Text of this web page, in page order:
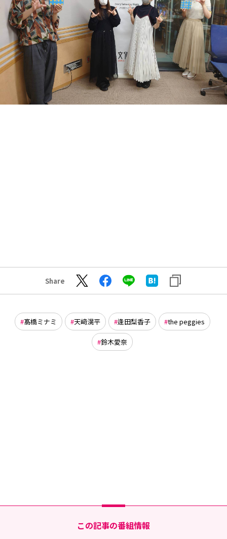
Share
髙橋ミナミ 天﨑滉平 逢田梨香子 the peggies
鈴木愛奈
この記事の番組情報